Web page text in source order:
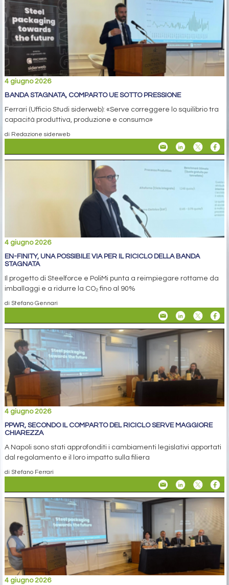
4 giugno 2026
BANDA STAGNATA, COMPARTO UE SOTTO PRESSIONE
Ferrari (Ufficio Studi siderweb): «Serve correggere lo squilibrio tra
capacità produttiva, produzione e consumo»
di Redazione siderweb
4 giugno 2026
EN-FINITY, UNA POSSIBILE VIA PER IL RICICLO DELLA BANDA
STAGNATA
Il progetto di Steelforce e PoliMi punta a reimpiegare rottame da
imballaggi e a ridurre la CO₂ fino al 90%
di Stefano Gennari
4 giugno 2026
PPWR, SECONDO IL COMPARTO DEL RICICLO SERVE MAGGIORE
CHIAREZZA
A Napoli sono stati approfonditi i cambiamenti legislativi apportati
dal regolamento e il loro impatto sulla filiera
di Stefano Ferrari
4 giugno 2026